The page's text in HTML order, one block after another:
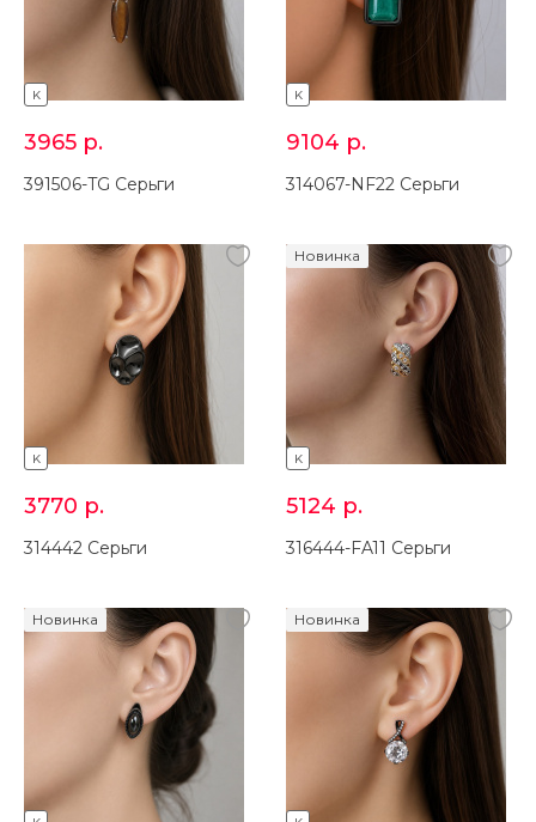
K
3965 р.
391506-TG Серьги
K
9104 р.
314067-NF22 Серьги
K
3770 р.
314442 Серьги
K
Новинка
5124 р.
316444-FA11 Серьги
Новинка Новинка